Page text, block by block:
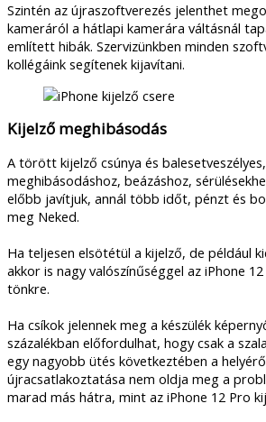
Szintén az újraszoftverezés jelenthet
kameráról a hátlapi kamerára váltásnál
említett hibák. Szervizünkben minden
kollégáink segítenek kijavítani.
Kijelző meghibásodás
A törött kijelző csúnya és
meghibásodáshoz, beázáshoz,
előbb javítjuk, annál több időt, pénzt és
meg Neked.
Ha teljesen elsötétül a kijelző, de például
akkor is nagy valószínűséggel az iPhone
tönkre.
Ha csíkok jelennek meg a készülék
százalékban előfordulhat, hogy csak a
egy nagyobb ütés következtében a
újracsatlakoztatása nem oldja meg a
marad más hátra, mint az iPhone 12 Pro